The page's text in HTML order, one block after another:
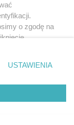
o zgodę na
prywatności
zgody
takiemu
tylko
USTAWIENIA